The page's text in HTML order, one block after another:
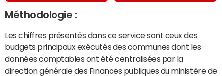
Méthodologie :
Les chiffres présentés dans ce service sont ceux des
budgets principaux exécutés des communes dont les
données comptables ont été centralisées par la
direction générale des Finances publiques du ministère de